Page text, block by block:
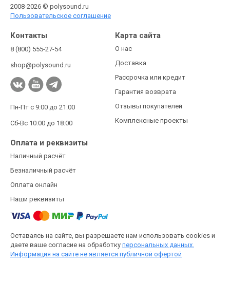
2008-2026 © polysound.ru
Пользовательское соглашение
Контакты
8 (800) 555-27-54
shop@polysound.ru
Пн-Пт с 9:00 до 21:00
Сб-Вс 10:00 до 18:00
Карта сайта
О нас
Доставка
Рассрочка или кредит
Гарантия возврата
Отзывы покупателей
Комплексные проекты
Оплата и реквизиты
Наличный расчёт
Безналичный расчёт
Оплата онлайн
Наши реквизиты
Оставаясь на сайте, вы разрешаете нам использовать cookies и
даете ваше согласие на обработку персональных данных.
Информация на сайте не является публичной офертой